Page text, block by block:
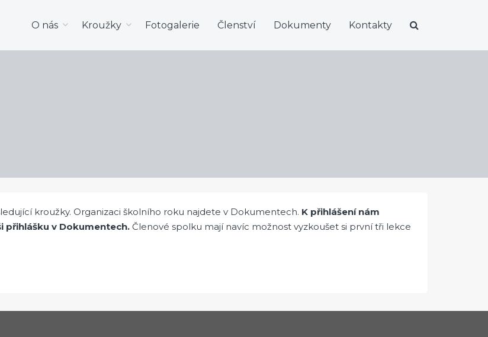
O nás Kroužky Fotogalerie Členství Dokumenty Kontakty
kroužky. Organizaci školního roku najdete v Dokumentech. K přihlášení nám
přihlášku v Dokumentech. Členové spolku mají navíc možnost vyzkoušet si první tři lekce